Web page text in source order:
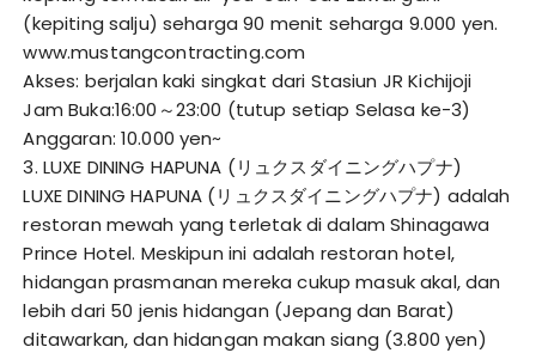
(kepiting salju) seharga 90 menit seharga 9.000 yen.
www.mustangcontracting.com
Akses: berjalan kaki singkat dari Stasiun JR Kichijoji
Jam Buka:16:00～23:00 (tutup setiap Selasa ke-3)
Anggaran: 10.000 yen~
3. LUXE DINING HAPUNA (リュクスダイニングハプナ)
LUXE DINING HAPUNA (リュクスダイニングハプナ) adalah
restoran mewah yang terletak di dalam Shinagawa
Prince Hotel. Meskipun ini adalah restoran hotel,
hidangan prasmanan mereka cukup masuk akal, dan
lebih dari 50 jenis hidangan (Jepang dan Barat)
ditawarkan, dan hidangan makan siang (3.800 yen)